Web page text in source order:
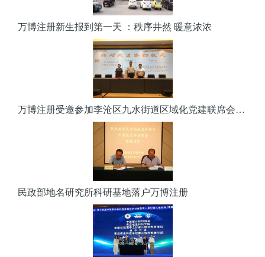
万博注册新生报到第一天 ：秩序井然 暖意浓浓
万博注册受邀参加李沧区九水街道区域化党建联席会并签订共建协议书
民政部地名研究所科研基地落户万博注册